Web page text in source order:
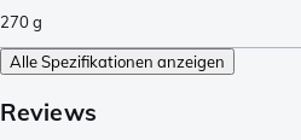
270g
Alle Spezifikationen anzeigen
Reviews